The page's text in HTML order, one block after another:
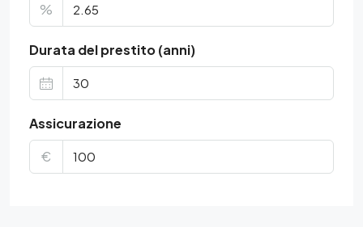
%
Durata del prestito (anni)
Assicurazione
€